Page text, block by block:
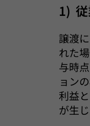
1)
譲渡
れた
与時
ョン
利益
が生